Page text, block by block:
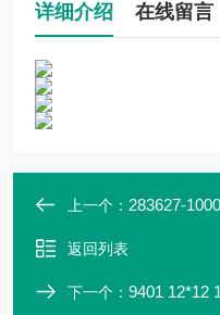
详细介绍 在线留言
上一个： 283627-100016
返回列表
下一个： 9401 12*12 10*10